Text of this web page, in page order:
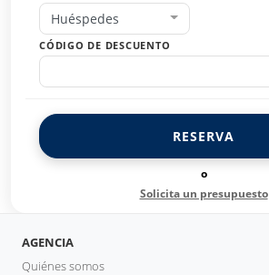
Huéspedes
CÓDIGO DE DESCUENTO
RESERVA
o
Solicita un presupuesto
AGENCIA
Quiénes somos